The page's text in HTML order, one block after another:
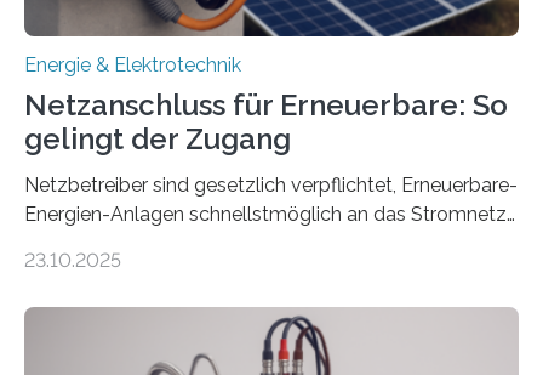
Energie & Elektrotechnik
Netzanschluss für Erneuerbare: So
gelingt der Zugang
Netzbetreiber sind gesetzlich verpflichtet, Erneuerbare-
Energien-Anlagen schnellstmöglich an das Stromnetz
ermöglichen. Doch der dafür nötige Netzausbau hinkt
einem „Anschlussstau“. Die Stiftung
Umweltenergierecht hat den Rechtsrahmen in einem
23.10.2025